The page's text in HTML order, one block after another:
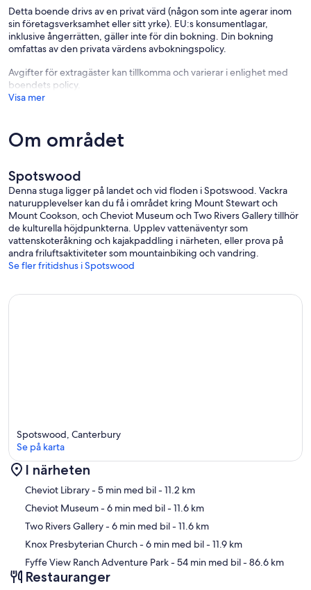
Detta boende drivs av en privat värd (någon som inte agerar inom
sin företagsverksamhet eller sitt yrke). EU:s konsumentlagar,
inklusive ångerrätten, gäller inte för din bokning. Din bokning
omfattas av den privata värdens avbokningspolicy.
Avgifter för extragäster kan tillkomma och varierar i enlighet med
boendets policy.
Visa mer
Om området
Spotswood
Denna stuga ligger på landet och vid floden i Spotswood. Vackra
naturupplevelser kan du få i området kring Mount Stewart och
Mount Cookson, och Cheviot Museum och Two Rivers Gallery tillhör
de kulturella höjdpunkterna. Upplev vattenäventyr som
vattenskoteråkning och kajakpaddling i närheten, eller prova på
andra friluftsaktiviteter som mountainbiking och vandring.
Se fler fritidshus i Spotswood
Karta
Spotswood, Canterbury
Se på karta
I närheten
Cheviot Library- 5 min med bil- 11.2 km
Cheviot Museum- 6 min med bil- 11.6 km
Two Rivers Gallery- 6 min med bil- 11.6 km
Knox Presbyterian Church- 6 min med bil- 11.9 km
Fyffe View Ranch Adventure Park- 54 min med bil- 86.6 km
Restauranger